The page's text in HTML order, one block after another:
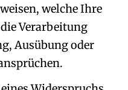
welche Ihre
Verarbeitung
Ausübung oder